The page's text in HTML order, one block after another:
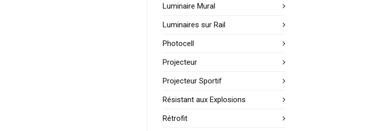
Luminaire Mural
Luminaires sur Rail
Photocell
Projecteur
Projecteur Sportif
Résistant aux Explosions
Rétrofit